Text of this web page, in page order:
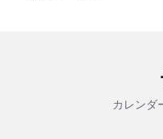
カレンダ